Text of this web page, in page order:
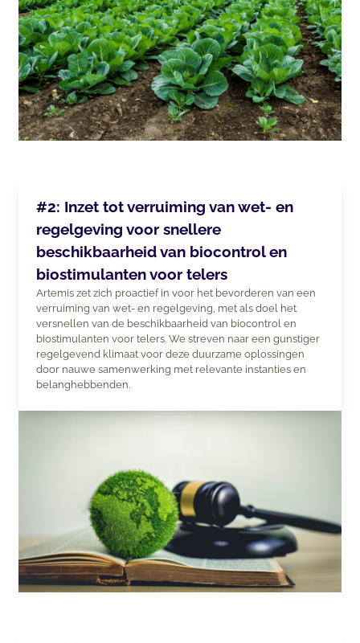
#2: Inzet tot verruiming van wet- en
regelgeving voor snellere
beschikbaarheid van biocontrol en
biostimulanten voor telers
Artemis zet zich proactief in voor het bevorderen van een
verruiming van wet- en regelgeving, met als doel het
versnellen van de beschikbaarheid van biocontrol en
biostimulanten voor telers. We streven naar een gunstiger
regelgevend klimaat voor deze duurzame oplossingen
door nauwe samenwerking met relevante instanties en
belanghebbenden.